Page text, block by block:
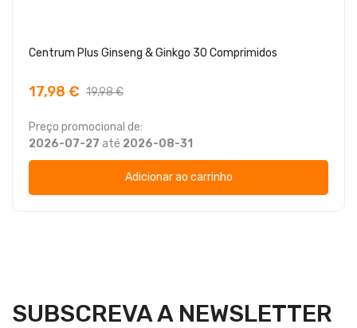
Centrum Plus Ginseng & Ginkgo 30 Comprimidos
17,98 € 19,98 €
Preço promocional de:
2026-07-27 até 2026-08-31
Adicionar ao carrinho
SUBSCREVA A NEWSLETTER